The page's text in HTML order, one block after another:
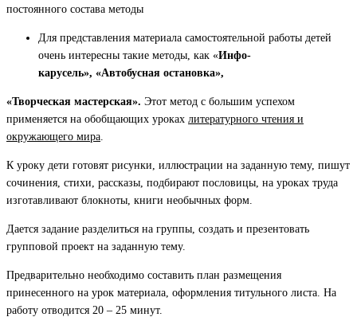
постоянного состава методы
Для представления материала самостоятельной работы детей
очень интересны такие методы, как «Инфо-
карусель», «Автобусная остановка»,
«Творческая мастерская». Этот метод с большим успехом
применяется на обобщающих уроках литературного чтения и
окружающего мира
К уроку дети готовят рисунки, иллюстрации на заданную тему, пишут
сочинения, стихи, рассказы, подбирают пословицы, на уроках труда
изготавливают блокноты, книги необычных форм.
Дается задание разделиться на группы, создать и презентовать
групповой проект на заданную тему.
Предварительно необходимо составить план размещения
принесенного на урок материала, оформления титульного листа. На
работу отводится 20 – 25 минут.